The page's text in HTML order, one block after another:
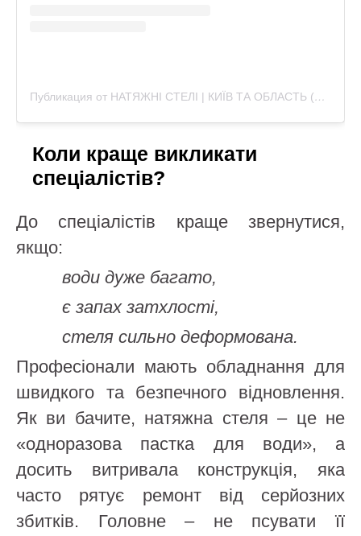
Публикация от НАТЯЖНІ СТЕЛІ | КИЇВ ТА ОБЛАСТЬ (@geometria_potolki)
Коли краще викликати
спеціалістів?
До спеціалістів краще звернутися,
якщо:
води дуже багато,
є запах затхлості,
стеля сильно деформована.
Професіонали мають обладнання для
швидкого та безпечного відновлення.
Як ви бачите, натяжна стеля – це не
«одноразова пастка для води», а
досить витривала конструкція, яка
часто рятує ремонт від серйозних
збитків. Головне – не псувати її